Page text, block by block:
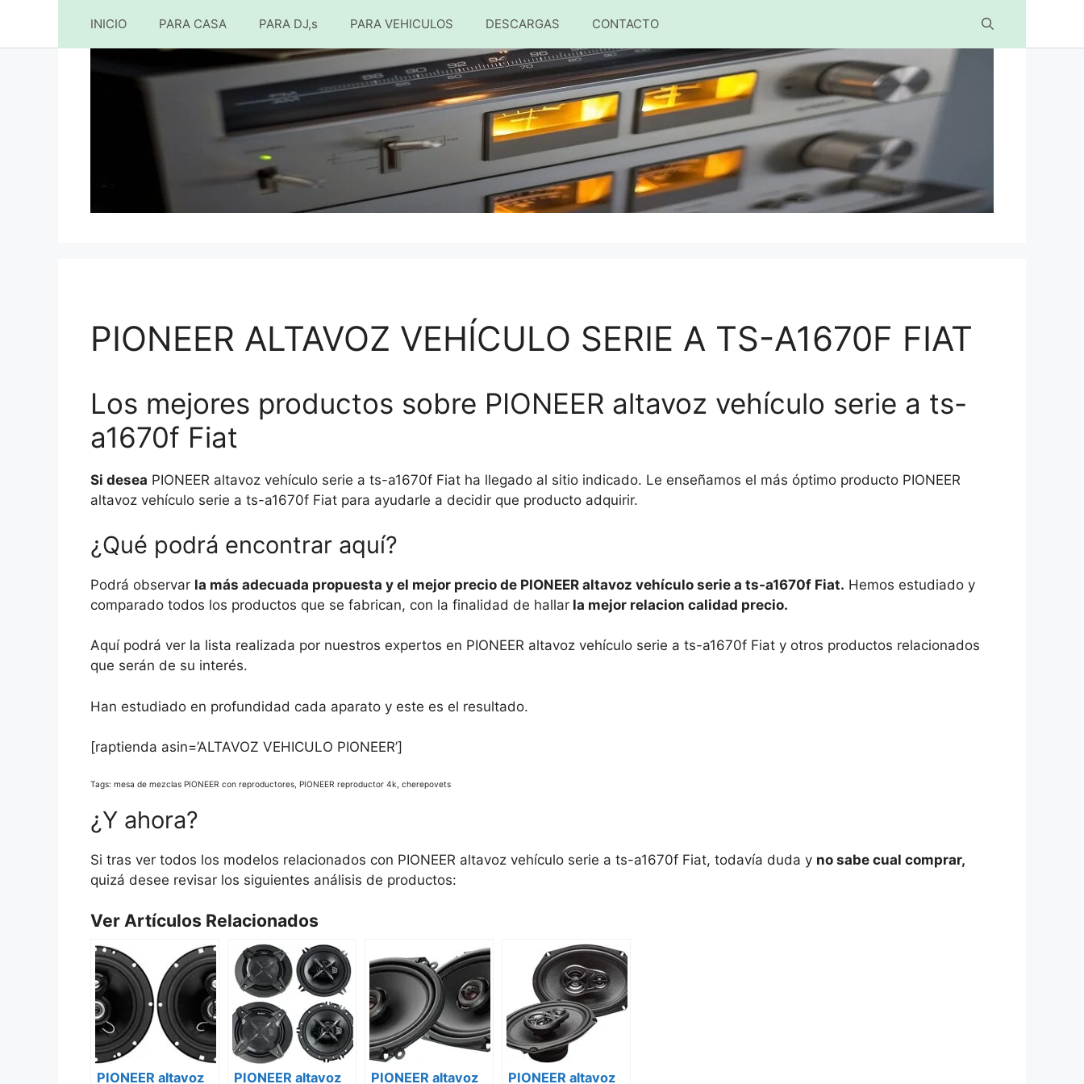
al
INICIO PARA CASA PARA DJ,s PARA VEHICULOS DESCARGAS CONTACTO
PIONEER ALTAVOZ VEHÍCULO SERIE A TS-A1670F FIAT
Los mejores productos sobre PIONEER altavoz vehículo serie a ts-
a1670f Fiat
Si desea PIONEER altavoz vehículo serie a ts-a1670f Fiat ha llegado al sitio indicado. Le enseñamos el más óptimo producto PIONEER
altavoz vehículo serie a ts-a1670f Fiat para ayudarle a decidir que producto adquirir.
¿Qué podrá encontrar aquí?
Podrá observar la más adecuada propuesta y el mejor precio de PIONEER altavoz vehículo serie a ts-a1670f Fiat. Hemos estudiado y
comparado todos los productos que se fabrican, con la finalidad de hallar la mejor relacion calidad precio.
Aquí podrá ver la lista realizada por nuestros expertos en PIONEER altavoz vehículo serie a ts-a1670f Fiat y otros productos relacionados
que serán de su interés.
Han estudiado en profundidad cada aparato y este es el resultado.
[raptienda asin=’ALTAVOZ VEHICULO PIONEER’]
Tags: mesa de mezclas PIONEER con reproductores, PIONEER reproductor 4k, cherepovets
¿Y ahora?
Si tras ver todos los modelos relacionados con PIONEER altavoz vehículo serie a ts-a1670f Fiat, todavía duda y no sabe cual comprar,
quizá desee revisar los siguientes análisis de productos:
Ver Artículos Relacionados
PIONEER altavoz PIONEER altavoz PIONEER altavoz PIONEER altavoz